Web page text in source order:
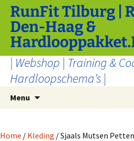
naar
inhoud
RunFit Tilburg |
Den-Haag &
| Webshop | Training &
Hardloopschema’s |
Menu
Home / Kleding / Sjaals Mutsen Petten